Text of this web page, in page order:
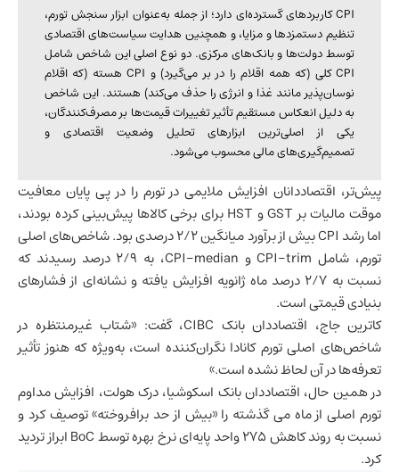
CPI کاربردهای گسترده‌ای دارد؛ از جمله به‌عنوان ابزار سنجش تورم،
تنظیم دستمزدها و مزایا، و همچنین هدایت سیاست‌های اقتصادی
توسط دولت‌ها و بانک‌های مرکزی. دو نوع اصلی این شاخص شامل
CPI کلی (که همه اقلام را در بر می‌گیرد) و CPI هسته (که اقلام
نوسان‌پذیر مانند غذا و انرژی را حذف می‌کند) هستند. این شاخص
به دلیل انعکاس مستقیم تأثیر تغییرات قیمت‌ها بر مصرف‌کنندگان،
یکی از اصلی‌ترین ابزارهای تحلیل وضعیت اقتصادی و
تصمیم‌گیری‌های مالی محسوب می‌شود.
پیش‌تر، اقتصاددانان افزایش ملایمی در تورم را در پی پایان معافیت
موقت مالیات بر GST و HST برای برخی کالاها پیش‌بینی کرده بودند،
اما رشد CPI بیش از برآورد میانگین ۲/۲ درصدی بود. شاخص‌های اصلی
تورم، شامل CPI-trim و CPI-median، به ۲/۹ درصد رسیدند که
نسبت به ۲/۷ درصد ماه ژانویه افزایش یافته و نشانه‌ای از فشارهای
بنیادی قیمتی است.
کاترین جاج، اقتصاددان بانک CIBC، گفت: «شتاب غیرمنتظره در
شاخص‌های اصلی تورم کانادا نگران‌کننده است، به‌ویژه که هنوز تأثیر
تعرفه‌ها در آن لحاظ نشده است.»
در همین حال، اقتصاددان بانک اسکوشیا، درک هولت، افزایش مداوم
تورم اصلی از ماه می گذشته را «بیش از حد برافروخته» توصیف کرد و
نسبت به روند کاهش ۲۷۵ واحد پایه‌ای نرخ بهره توسط BoC ابراز تردید
کرد.